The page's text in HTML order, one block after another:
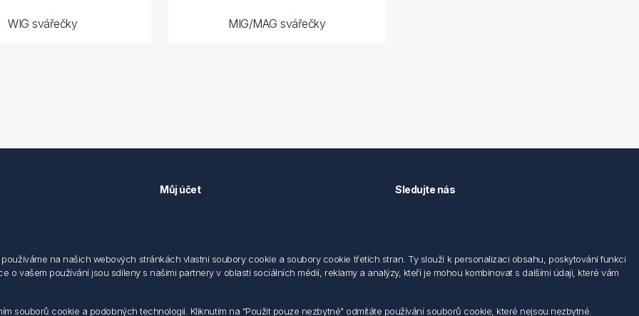
WIG svářečky MIG/MAG svářečky
elektronických dokumentu
s elektroodpadem
Můj účet Sledujte nás
na našich webových stránkách vlastní soubory cookie a soubory cookie třetích stran. Ty slouží k personalizaci obsahu, poskytování funkcí
vašem používání jsou sdíleny s našimi partnery v oblasti sociálních médií, reklamy a analýzy, kteří je mohou kombinovat s dalšími údaji, které vám
souborů cookie a podobných technologií. Kliknutím na "Použit pouze nezbytné" odmítáte používání souborů cookie, které nejsou nezbytné.